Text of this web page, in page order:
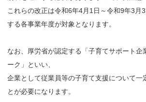
これらの改正は令和6年4月1日～令和9年3月
する各事業年度が対象となります。
なお、厚労省が認定する「子育てサポート企
ーク」といい、
企業として従業員等の子育て支援について一
とが必要になります。